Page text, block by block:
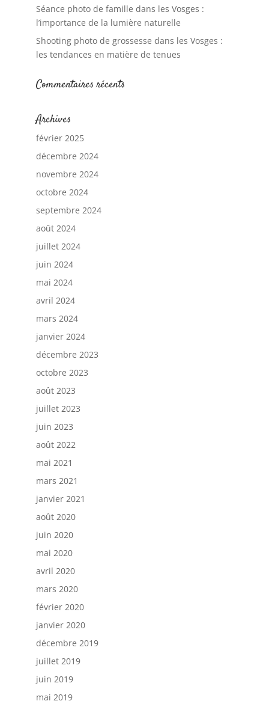
Séance photo de famille dans les Vosges :
l’importance de la lumière naturelle
Shooting photo de grossesse dans les Vosges :
les tendances en matière de tenues
Commentaires récents
Archives
février 2025
décembre 2024
novembre 2024
octobre 2024
septembre 2024
août 2024
juillet 2024
juin 2024
mai 2024
avril 2024
mars 2024
janvier 2024
décembre 2023
octobre 2023
août 2023
juillet 2023
juin 2023
août 2022
mai 2021
mars 2021
janvier 2021
août 2020
juin 2020
mai 2020
avril 2020
mars 2020
février 2020
janvier 2020
décembre 2019
juillet 2019
juin 2019
mai 2019